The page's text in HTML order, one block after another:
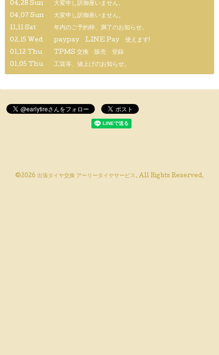
04.28 Sun
大変申し訳御座いません。
04.07 Sun
大変申し訳御座いません。
11.11 Sat
年内のご予約枠、満了のお知らせ。
02.15 Wed
paypay LINE Pay 使えます!
01.12 Thu
TPMS 交換 販売 登録
01.05 Thu
工賃等、値上げのお知らせ。
©2026 出張タイヤ交換 アーリータイヤサービス. All Rights Reserved.